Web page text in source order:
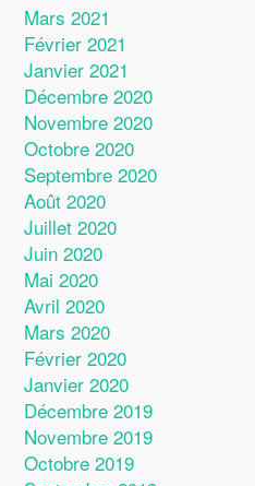
Mars 2021
Février 2021
Janvier 2021
Décembre 2020
Novembre 2020
Octobre 2020
Septembre 2020
Août 2020
Juillet 2020
Juin 2020
Mai 2020
Avril 2020
Mars 2020
Février 2020
Janvier 2020
Décembre 2019
Novembre 2019
Octobre 2019